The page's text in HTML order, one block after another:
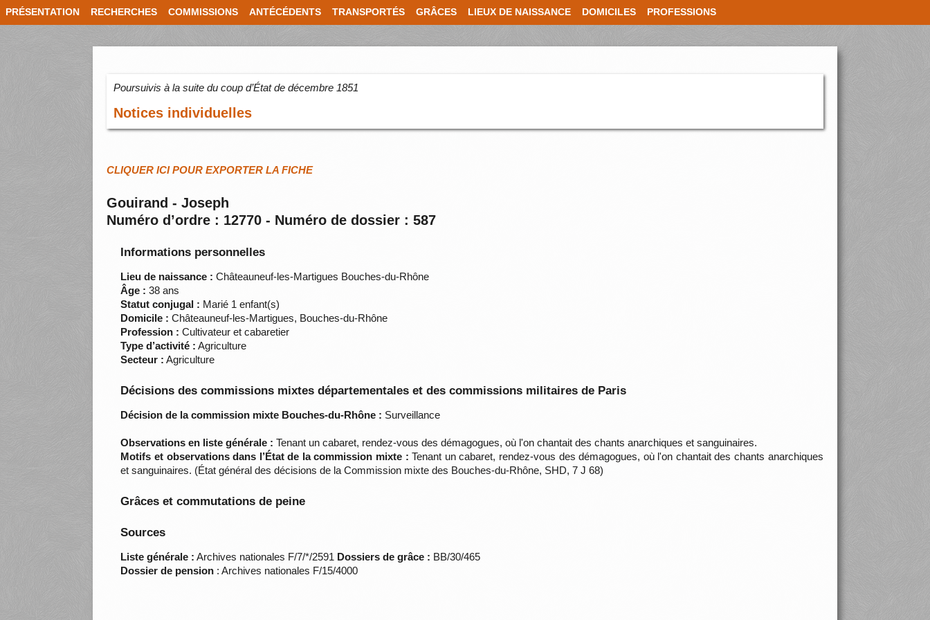
PRÉSENTATION RECHERCHES COMMISSIONS ANTÉCÉDENTS TRANSPORTÉS GRÂCES LIEUX DE NAISSANCE DOMICILES PROFESSIONS
Poursuivis à la suite du coup d’État de décembre 1851
Notices individuelles
CLIQUER ICI POUR EXPORTER LA FICHE
Gouirand - Joseph
Numéro d’ordre : 12770 - Numéro de dossier : 587
Informations personnelles
Lieu de naissance : Châteauneuf-les-Martigues Bouches-du-Rhône
Âge : 38 ans
Statut conjugal : Marié 1 enfant(s)
Domicile : Châteauneuf-les-Martigues, Bouches-du-Rhône
Profession : Cultivateur et cabaretier
Type d’activité : Agriculture
Secteur : Agriculture
Décisions des commissions mixtes départementales et des commissions militaires de Paris
Décision de la commission mixte Bouches-du-Rhône : Surveillance
Observations en liste générale : Tenant un cabaret, rendez-vous des démagogues, où l'on chantait des chants anarchiques et sanguinaires.
Motifs et observations dans l’État de la commission mixte : Tenant un cabaret, rendez-vous des démagogues, où l'on chantait des chants anarchiques
et sanguinaires. (État général des décisions de la Commission mixte des Bouches-du-Rhône, SHD, 7 J 68)
Grâces et commutations de peine
Sources
Liste générale : Archives nationales F/7/*/2591 Dossiers de grâce : BB/30/465
Dossier de pension : Archives nationales F/15/4000